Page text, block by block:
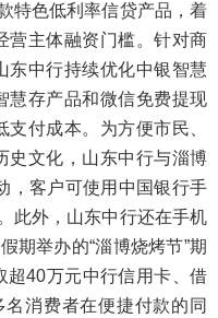
特色低利率信贷产品，着
营主体融资门槛。针对商
东中行持续优化中银智慧
慧存产品和微信免费提现
付成本。为方便市民、
史文化，山东中行与淄博
，客户可使用中国银行手
此外，山东中行还在手机
期举办的“淄博烧烤节”期
超40万元中行信用卡、借
消费者在便捷付款的同